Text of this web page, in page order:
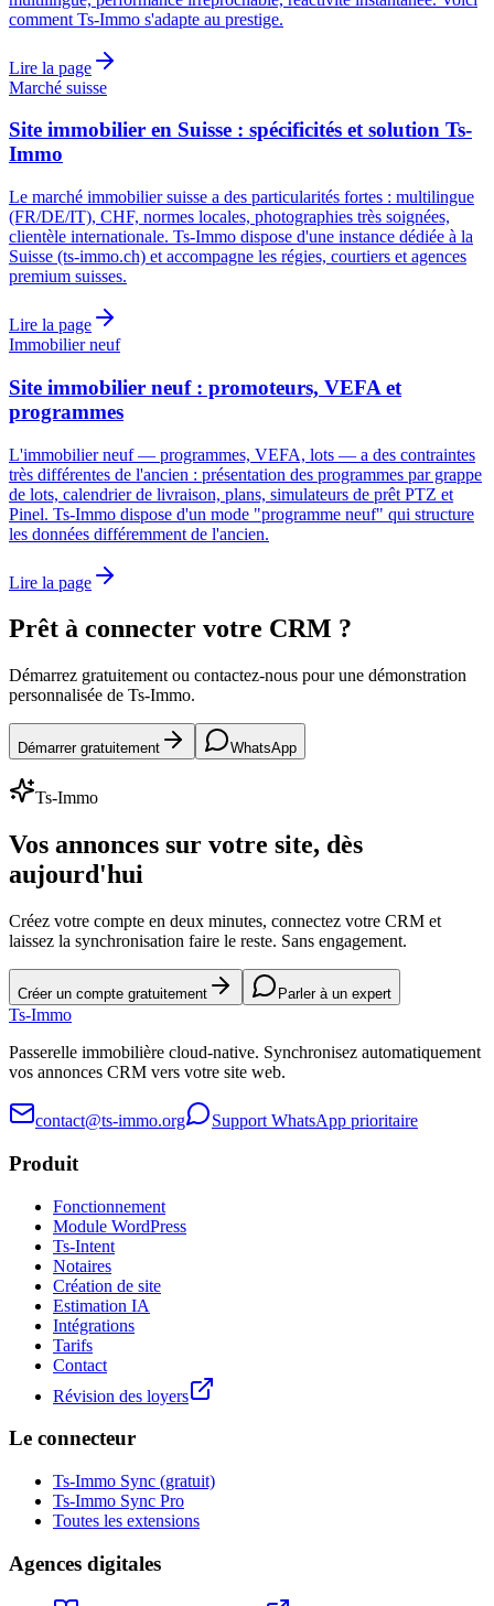
comment Ts-Immo s'adapte au prestige.
Lire la page
Marché suisse
Site immobilier en Suisse : spécificités et solution Ts-
Immo
Le marché immobilier suisse a des particularités fortes : multilingue
(FR/DE/IT), CHF, normes locales, photographies très soignées,
clientèle internationale. Ts-Immo dispose d'une instance dédiée à la
Suisse (ts-immo.ch) et accompagne les régies, courtiers et agences
premium suisses.
Lire la page
Immobilier neuf
Site immobilier neuf : promoteurs, VEFA et
programmes
L'immobilier neuf — programmes, VEFA, lots — a des contraintes
très différentes de l'ancien : présentation des programmes par grappe
de lots, calendrier de livraison, plans, simulateurs de prêt PTZ et
Pinel. Ts-Immo dispose d'un mode "programme neuf" qui structure
les données différemment de l'ancien.
Lire la page
Prêt à connecter votre CRM ?
Démarrez gratuitement ou contactez-nous pour une démonstration
personnalisée de Ts-Immo.
Démarrer gratuitement WhatsApp
Ts-Immo
Vos annonces sur votre site, dès
aujourd'hui
Créez votre compte en deux minutes, connectez votre CRM et
laissez la synchronisation faire le reste. Sans engagement.
Créer un compte gratuitement Parler à un expert
Ts-Immo
Passerelle immobilière cloud-native. Synchronisez automatiquement
vos annonces CRM vers votre site web.
contact@ts-immo.org Support WhatsApp prioritaire
Produit
Fonctionnement
Module WordPress
Ts-Intent
Notaires
Création de site
Estimation IA
Intégrations
Tarifs
Contact
Révision des loyers
Le connecteur
Ts-Immo Sync (gratuit)
Ts-Immo Sync Pro
Toutes les extensions
Agences digitales